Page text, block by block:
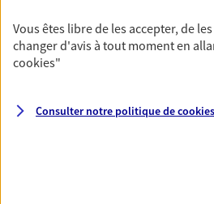
d'accident ou de maladie en
garanties incapacité
invalidité ou de décès.
Vous êtes libre de les accepter, de
changer d'avis à tout moment en
cookies"
Consulter notre politique decookies